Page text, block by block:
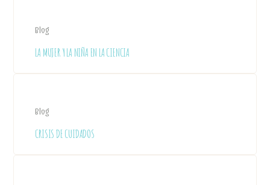
Blog
LA MUJER Y LA NIÑA EN LA CIENCIA
Blog
CRISIS DE CUIDADOS